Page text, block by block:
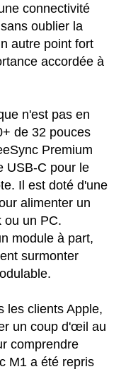
connectivité
oublier la
autre point fort
accordée à
n'est pas en
de 32 pouces
Premium
USB-C pour le
Il est doté d'une
alimenter un
ou un PC.
module à part,
surmonter
les clients Apple,
un coup d'œil au
comprendre
M1 a été repris